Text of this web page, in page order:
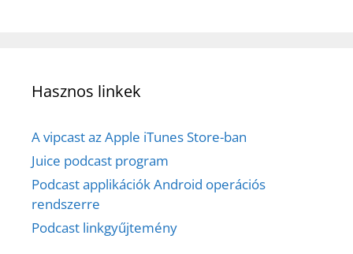
Hasznos linkek
A vipcast az Apple iTunes Store-ban
Juice podcast program
Podcast applikációk Android operációs
rendszerre
Podcast linkgyűjtemény